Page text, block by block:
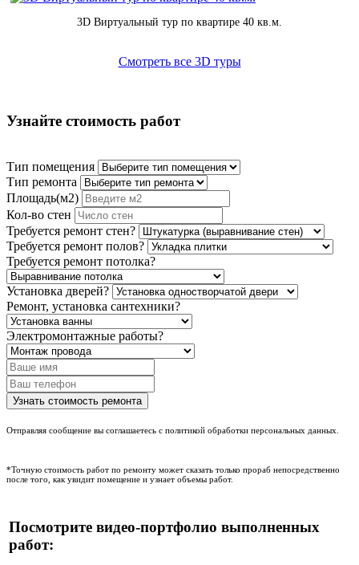
3D Виртуальный тур по квартире 40 кв.м.
Смотреть все 3D туры
Узнайте стоимость работ
Тип помещения
Тип ремонта
Площадь(м2)
Кол-во стен
Требуется ремонт стен?
Требуется ремонт полов?
Требуется ремонт потолка?
Установка дверей?
Ремонт, установка сантехники?
Электромонтажные работы?
Отправляя сообщение вы соглашаетесь с политикой обработки персональных данных.
*Точную стоимость работ по ремонту может сказать только прораб непосредственно
после того, как увидит помещение и узнает объемы работ.
Посмотрите видео-портфолио выполненных
работ: